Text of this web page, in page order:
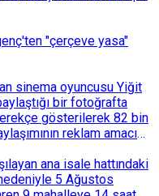
"çerçeve yasa"
sinema oyuncusu Yiğit
bir fotoğrafta
gösterilerek 82 bin
reklam amacı
iptali için yargıya
ana isale hattındaki
5 Ağustos